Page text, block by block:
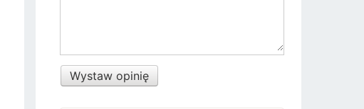
Wystaw opinię